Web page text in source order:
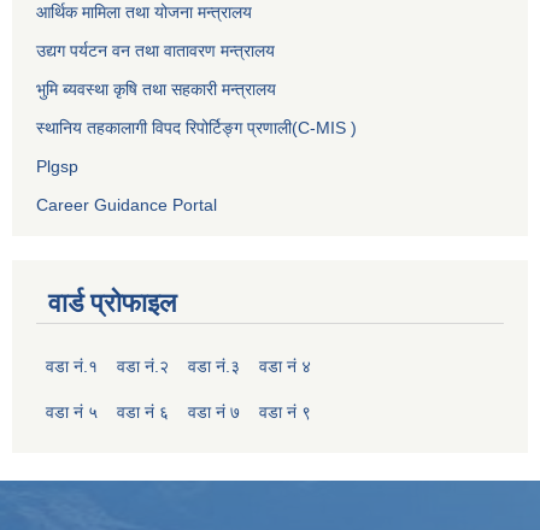
आर्थिक मामिला तथा योजना मन्त्रालय
उद्यग पर्यटन वन तथा वातावरण मन्त्रालय
भुमि ब्यवस्था कृषि तथा सहकारी मन्त्रालय
स्थानिय तहकालागी विपद रिपोर्टिङ्ग प्रणाली(C-MIS )
Plgsp
Career Guidance Portal
वार्ड प्रोफाइल
वडा नं.१ वडा नं.२ वडा नं.३ वडा नं ४
वडा नं ५ वडा नं ६ वडा नं ७ वडा नं ९